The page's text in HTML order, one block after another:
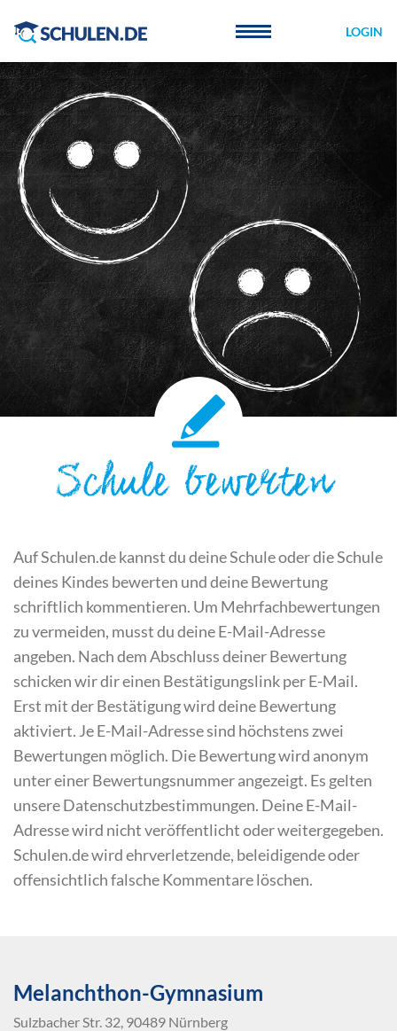
LOGIN
Schule bewerten
Auf Schulen.de kannst du deine Schule oder die Schule
deines Kindes bewerten und deine Bewertung
schriftlich kommentieren. Um Mehrfachbewertungen
zu vermeiden, musst du deine E-Mail-Adresse
angeben. Nach dem Abschluss deiner Bewertung
schicken wir dir einen Bestätigungslink per E-Mail.
Erst mit der Bestätigung wird deine Bewertung
aktiviert. Je E-Mail-Adresse sind höchstens zwei
Bewertungen möglich. Die Bewertung wird anonym
unter einer Bewertungsnummer angezeigt. Es gelten
unsere Datenschutzbestimmungen. Deine E-Mail-
Adresse wird nicht veröffentlicht oder weitergegeben.
Schulen.de wird ehrverletzende, beleidigende oder
offensichtlich falsche Kommentare löschen.
Melanchthon-Gymnasium
Sulzbacher Str. 32, 90489 Nürnberg